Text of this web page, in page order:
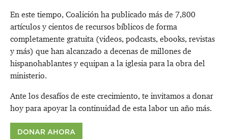
En este tiempo, Coalición ha publicado más de 7,800
artículos y cientos de recursos bíblicos de forma
completamente gratuita (videos, podcasts, ebooks, revistas
y más) que han alcanzado a decenas de millones de
hispanohablantes y equipan a la iglesia para la obra del
ministerio.
Ante los desafíos de este crecimiento, te invitamos a donar
hoy para apoyar la continuidad de esta labor un año más.
DONAR AHORA